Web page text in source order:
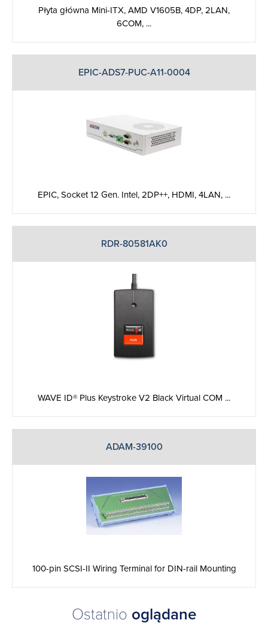
Płyta główna Mini-ITX, AMD V1605B, 4DP, 2LAN,
6COM, ...
EPIC-ADS7-PUC-A11-0004
EPIC, Socket 12 Gen. Intel, 2DP++, HDMI, 4LAN, ...
RDR-80581AK0
WAVE ID® Plus Keystroke V2 Black Virtual COM ...
ADAM-39100
100-pin SCSI-II Wiring Terminal for DIN-rail Mounting
Ostatnio oglądane